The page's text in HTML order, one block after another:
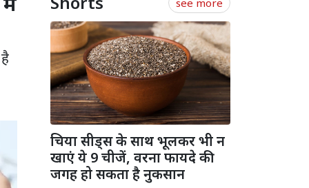
see more
चिया सीड्स के साथ भूलकर भी न
खाएं ये 9 चीजें, वरना फायदे की
जगह हो सकता है नुकसान